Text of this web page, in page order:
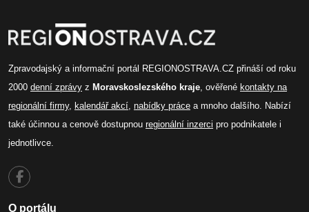
Zpravodajský a informační portál REGIONOSTRAVA.CZ přináší od roku
2000 denní zprávy z Moravskoslezského kraje , ověřené kontakty na
regionální firmy, kalendář akcí nabídky práce a mnoho dalšího. Nabízí
také účinnou a cenově dostupnou regionální inzerci pro podnikatele i
jednotlivce.
O portálu